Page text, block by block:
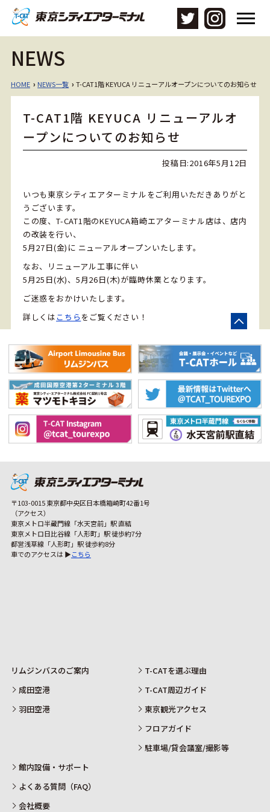
メ
く
NEWS
HOME › NEWS一覧 ›T-CAT1階 KEYUCA リニューアルオープンについてのお知らせ
T-CAT1階 KEYUCA リニューアルオ
ープンについてのお知らせ
投稿日:2016年5月12日
いつも東京シティエアターミナルをご利用いただきありがと
うございます。
この度、T-CAT1階のKEYUCA箱崎エアターミナル店は、店内
の改装を行い、
5月27日(金)に ニューアルオープンいたします。
なお、リニューアル工事に伴い
5月25日(水)、5月26日(木)が臨時休業となります。
ご迷惑をおかけいたします。
詳しくは こちら をご覧ください！
〒103-0015 東京都中央区日本橋箱崎町42番1号
（アクセス）
東京メトロ半蔵門線「水天宮前」駅 直結
東京メトロ日比谷線「人形町」駅 徒歩約7分
都営浅草線「人形町」駅 徒歩約8分
車でのアクセスは ▶こちら
リムジンバスのご案内
成田空港
羽田空港
T-CATを選ぶ理由
T-CAT周辺ガイド
東京観光アクセス
フロアガイド
駐車場/貸会議室/撮影等
館内設備・サポート
よくある質問（FAQ）
会社概要